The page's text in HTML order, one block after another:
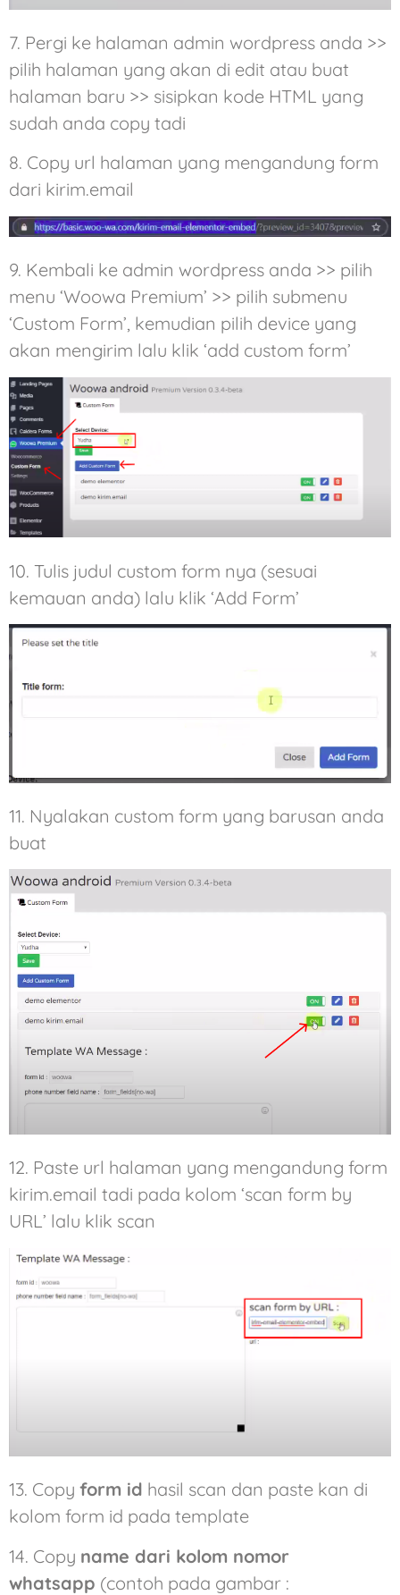
7. Pergi ke halaman admin wordpress anda >>
pilih halaman yang akan di edit atau buat
halaman baru >> sisipkan kode HTML yang
sudah anda copy tadi
8. Copy url halaman yang mengandung form
dari kirim.email
9. Kembali ke admin wordpress anda >> pilih
menu ‘Woowa Premium’ >> pilih submenu
‘Custom Form’, kemudian pilih device yang
akan mengirim lalu klik ‘add custom form’
10. Tulis judul custom form nya (sesuai
kemauan anda) lalu klik ‘Add Form’
11. Nyalakan custom form yang barusan anda
buat
12. Paste url halaman yang mengandung form
kirim.email tadi pada kolom ‘scan form by
URL’ lalu klik scan
13. Copy form id hasil scan dan paste kan di
kolom form id pada template
14. Copy name dari kolom nomor
whatsapp (contoh pada gambar :